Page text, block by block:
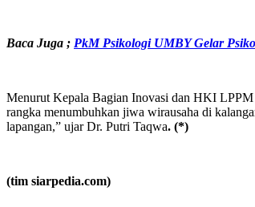
Baca Juga ; PkM Psikologi UMBY Gelar
Menurut Kepala Bagian Inovasi dan HKI
rangka menumbuhkan jiwa wirausaha di
lapangan,” ujar Dr. Putri Taqwa. (*)
(tim siarpedia.com)